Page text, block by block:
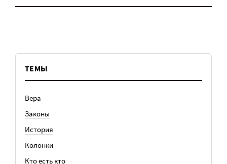
ТЕМЫ
Вера
Законы
История
Колонки
Кто есть кто